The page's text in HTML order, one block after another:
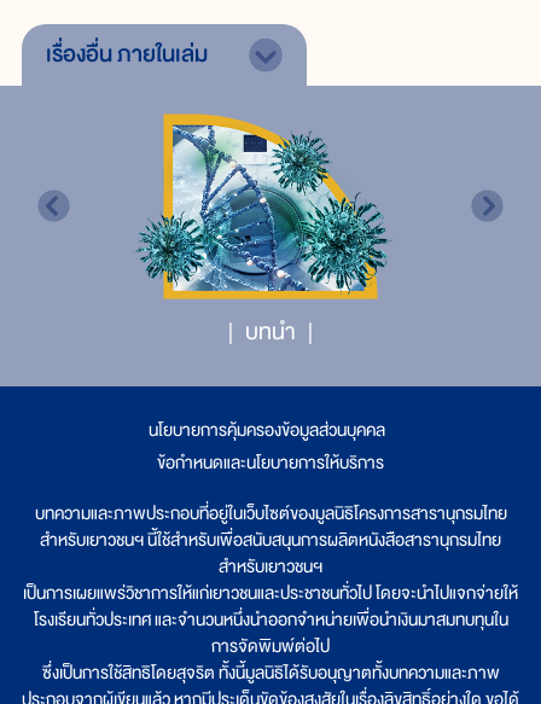
เรื่องอื่นภายในเล่ม
บทนำ
นโยบายการคุ้มครองข้อมูลส่วนบุคคล
ข้อกำหนดและนโยบายการให้บริการ
บทความและภาพประกอบที่อยู่ในเว็บไซต์ของมูลนิธิโครงการสารานุกรมไทย
สำหรับเยาวชนฯ นี้ใช้สำหรับเพื่อสนับสนุนการผลิตหนังสือสารานุกรมไทย
สำหรับเยาวชนฯ
เป็นการเผยแพร่วิชาการให้แก่เยาวชนและประชาชนทั่วไป โดยจะนำไปแจกจ่ายให้
โรงเรียนทั่วประเทศ และจำนวนหนึ่งนำออกจำหน่ายเพื่อนำเงินมาสมทบทุนใน
การจัดพิมพ์ต่อไป
ซึ่งเป็นการใช้สิทธิโดยสุจริต ทั้งนี้มูลนิธิได้รับอนุญาตทั้งบทความและภาพ